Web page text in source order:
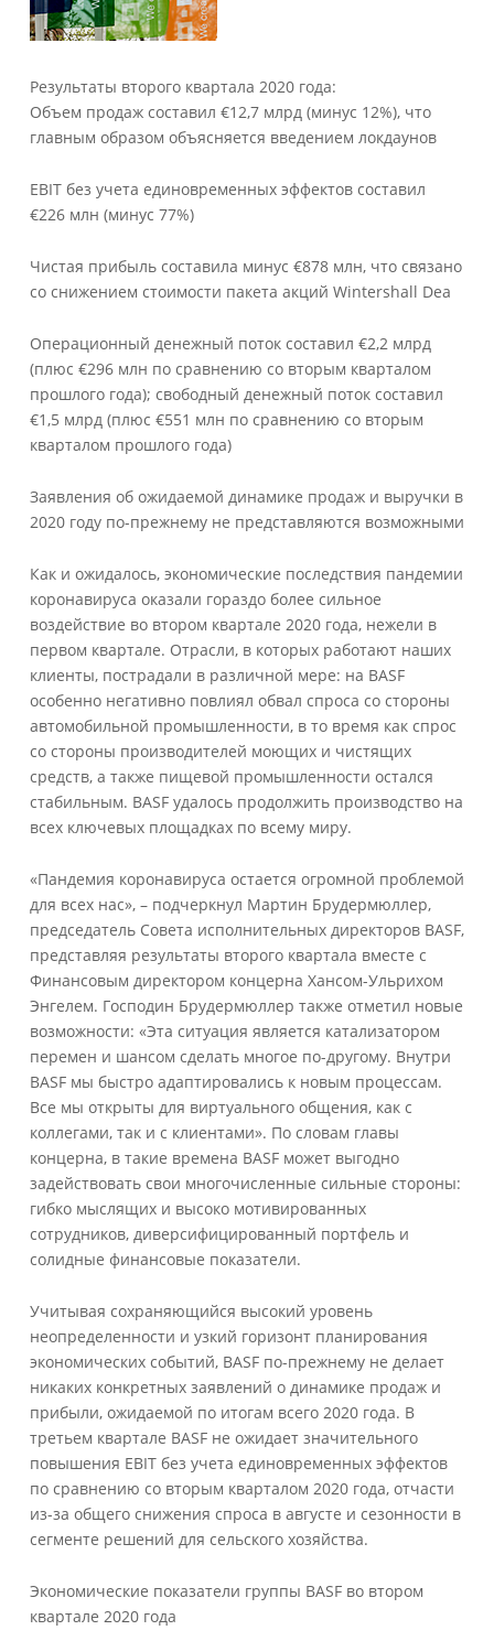
Результаты второго квартала 2020 года:
Объем продаж составил €12,7 млрд (минус 12%), что
главным образом объясняется введением локдаунов
EBIT без учета единовременных эффектов составил
€226 млн (минус 77%)
Чистая прибыль составила минус €878 млн, что связано
со снижением стоимости пакета акций Wintershall Dea
Операционный денежный поток составил €2,2 млрд
(плюс €296 млн по сравнению со вторым кварталом
прошлого года); свободный денежный поток составил
€1,5 млрд (плюс €551 млн по сравнению со вторым
кварталом прошлого года)
Заявления об ожидаемой динамике продаж и выручки в
2020 году по-прежнему не представляются возможными
Как и ожидалось, экономические последствия пандемии
коронавируса оказали гораздо более сильное
воздействие во втором квартале 2020 года, нежели в
первом квартале. Отрасли, в которых работают наших
клиенты, пострадали в различной мере: на BASF
особенно негативно повлиял обвал спроса со стороны
автомобильной промышленности, в то время как спрос
со стороны производителей моющих и чистящих
средств, а также пищевой промышленности остался
стабильным. BASF удалось продолжить производство на
всех ключевых площадках по всему миру.
«Пандемия коронавируса остается огромной проблемой
для всех нас», – подчеркнул Мартин Брудермюллер,
председатель Совета исполнительных директоров BASF,
представляя результаты второго квартала вместе с
Финансовым директором концерна Хансом-Ульрихом
Энгелем. Господин Брудермюллер также отметил новые
возможности: «Эта ситуация является катализатором
перемен и шансом сделать многое по-другому. Внутри
BASF мы быстро адаптировались к новым процессам.
Все мы открыты для виртуального общения, как с
коллегами, так и с клиентами». По словам главы
концерна, в такие времена BASF может выгодно
задействовать свои многочисленные сильные стороны:
гибко мыслящих и высоко мотивированных
сотрудников, диверсифицированный портфель и
солидные финансовые показатели.
Учитывая сохраняющийся высокий уровень
неопределенности и узкий горизонт планирования
экономических событий, BASF по-прежнему не делает
никаких конкретных заявлений о динамике продаж и
прибыли, ожидаемой по итогам всего 2020 года. В
третьем квартале BASF не ожидает значительного
повышения EBIT без учета единовременных эффектов
по сравнению со вторым кварталом 2020 года, отчасти
из-за общего снижения спроса в августе и сезонности в
сегменте решений для сельского хозяйства.
Экономические показатели группы BASF во втором
квартале 2020 года